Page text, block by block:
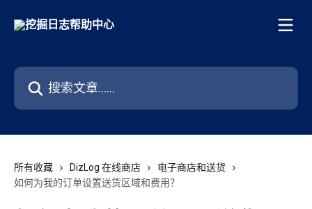
搜索文章……
所有收藏 DizLog 在线商店
电子商店和送货
如何为我的订单设置送货区域和费用？